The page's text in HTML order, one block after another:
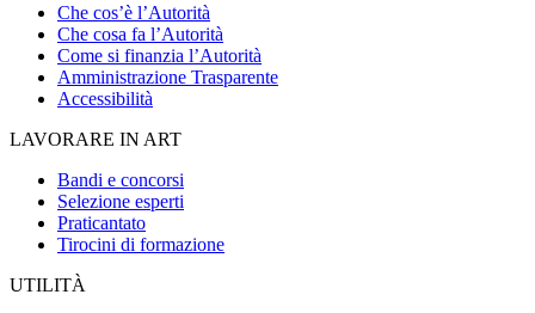
Che cos’è l’Autorità
Che cosa fa l’Autorità
Come si finanzia l’Autorità
Amministrazione Trasparente
Accessibilità
LAVORARE IN ART
Bandi e concorsi
Selezione esperti
Praticantato
Tirocini di formazione
UTILITÀ